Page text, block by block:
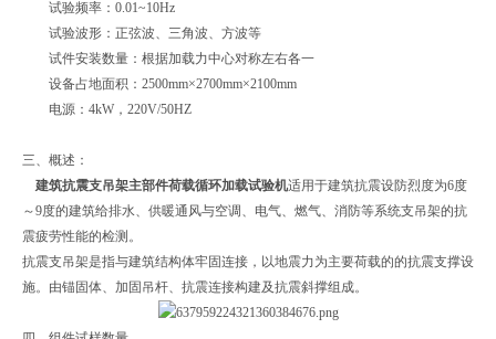
试验频率：0.01~10Hz
试验波形：正弦波、三角波、方波等
试件安装数量：根据加载力中心对称左右各一
设备占地面积：2500mm×2700mm×2100mm
电源：4kW，220V/50HZ
三、概述：
建筑抗震支吊架主部件荷载循环加载试验机适用于建筑抗震设防烈度为6度
～9度的建筑给排水、供暖通风与空调、电气、燃气、消防等系统支吊架的抗
震疲劳性能的检测。
抗震支吊架是指与建筑结构体牢固连接，以地震力为主要荷载的的抗震支撑设
施。由锚固体、加固吊杆、抗震连接构建及抗震斜撑组成。